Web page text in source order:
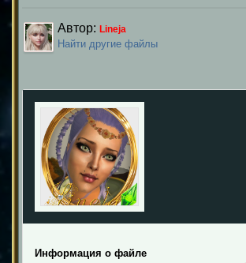
Автор: Lineja
Найти другие файлы
Информация о файле